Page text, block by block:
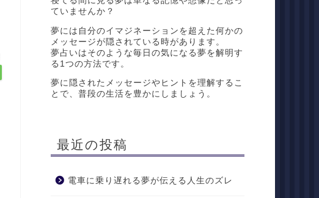
ていませんか？
夢には自分のイマジネーションを超えた何かの
メッセージが隠されている時があります。
夢占いはそのような毎日の気になる夢を解明す
る1つの方法です。
夢に隠されたメッセージやヒントを理解するこ
とで、普段の生活を豊かにしましょう。
最近の投稿
電車に乗り遅れる夢が伝える人生のズレ